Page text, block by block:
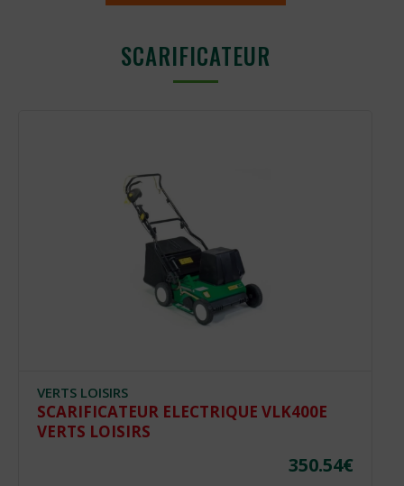
SCARIFICATEUR
VERTS LOISIRS
SCARIFICATEUR ELECTRIQUE VLK400E
VERTS LOISIRS
350.54€